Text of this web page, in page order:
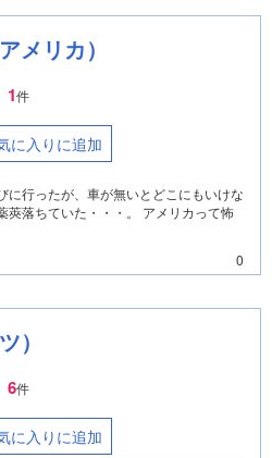
メリカ）
1件
に入りに追加
に行ったが、車が無いとどこにもいけな
莢落ちていた・・・。 アメリカって怖
0
）
6件
に入りに追加